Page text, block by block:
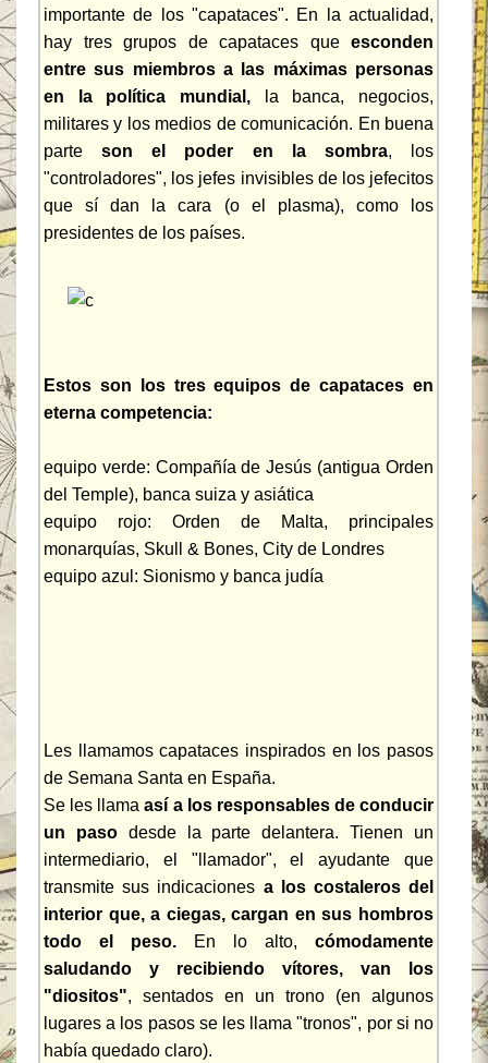
importante de los "capataces". En la actualidad,
hay tres grupos de capataces que esconden
entre sus miembros a las máximas personas
en la política mundial, la banca, negocios,
militares y los medios de comunicación. En buena
parte son el poder en la sombra, los
"controladores", los jefes invisibles de los jefecitos
que sí dan la cara (o el plasma), como los
presidentes de los países.
Estos son los tres equipos de capataces en
eterna competencia:
equipo verde: Compañía de Jesús (antigua Orden
del Temple), banca suiza y asiática
equipo rojo: Orden de Malta, principales
monarquías, Skull & Bones, City de Londres
equipo azul: Sionismo y banca judía
Les llamamos capataces inspirados en los pasos
de Semana Santa en España.
Se les llama así a los responsables de conducir
un pasodesde la parte delantera. Tienen un
intermediario, el "llamador", el ayudante que
transmite sus indicaciones a los costaleros del
interior que, a ciegas, cargan en sus hombros
todo el peso. En lo alto, cómodamente
saludando y recibiendo vítores, van los
"diositos", sentados en un trono (en algunos
lugares a los pasos se les llama "tronos", por si no
había quedado claro).